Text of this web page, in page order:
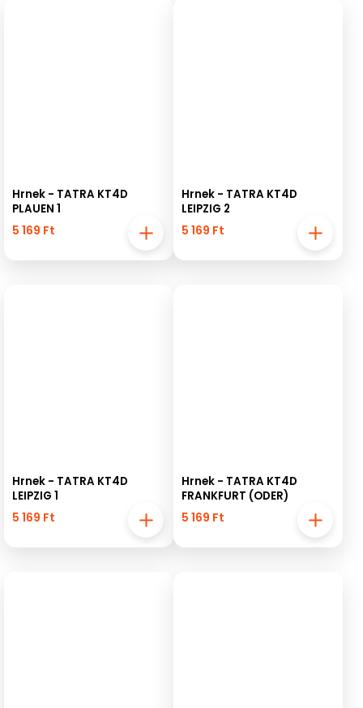
Hrnek - TATRA KT4D
PLAUEN 1
5 169 Ft
Hrnek - TATRA KT4D
LEIPZIG 2
5 169 Ft
Hrnek - TATRA KT4D
LEIPZIG 1
5 169 Ft
Hrnek - TATRA KT4D
FRANKFURT (ODER)
5 169 Ft